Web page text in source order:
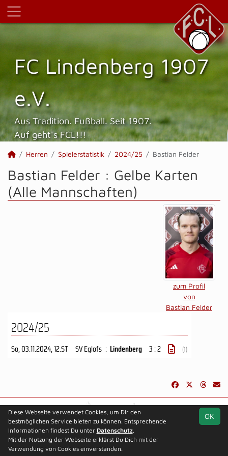
FC Lindenberg 1907
e.V.
Aus Tradition. Fußball. Seit 1907.
Auf geht's FCL!!!
Herren Spielerstatistik 2024/25 Bastian Felder
Bastian Felder : Gelbe Karten
(Alle Mannschaften)
zum Profil
von
Bastian Felder
2024/25
So, 03.11.2024, 12.ST SV Eglofs : Lindenberg 3 : 2 (1)
soccero.de
© 2006 - 2026
Besucherstatistik Kontakt Impressum
OK
Diese Webseite verwendet Cookies, um Dir den
bestmöglichen Service bieten zu können. Entsprechende
Informationen findest Du unter Datenschutz.
Mit der Nutzung der Webseite erklärst Du Dich mit der
Verwendung von Cookies einverstanden.